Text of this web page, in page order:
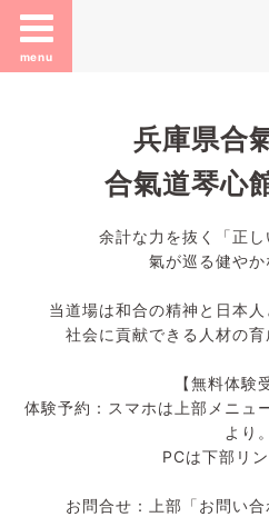
menu
兵庫県合
合氣道琴心
余計な力を抜く「正
氣が巡る健やか
当道場は和合の精神と日本人
社会に貢献できる人材の育
【無料体験
体験予約：スマホは上部メニュ
より。
PCは下部リン
お問合せ：上部「お問い合